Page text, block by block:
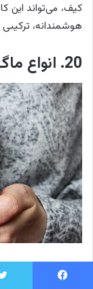
کیف، می‌تواند این
هوشمندانه، ترکیبی
20. انواع ماگ
ماگ هدیه‌ای